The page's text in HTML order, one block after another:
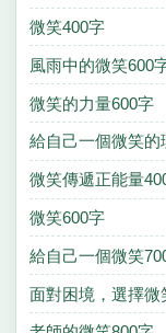
微笑400字
風雨中的微笑600
微笑的力量600字
給自己一個微笑的
微笑傳遞正能量
微笑600字
給自己一個微笑
面對困境，選擇微